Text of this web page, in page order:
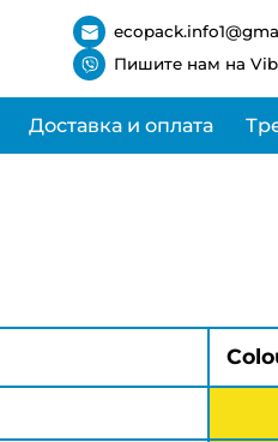
Пишите нам на
Доставка и оплата